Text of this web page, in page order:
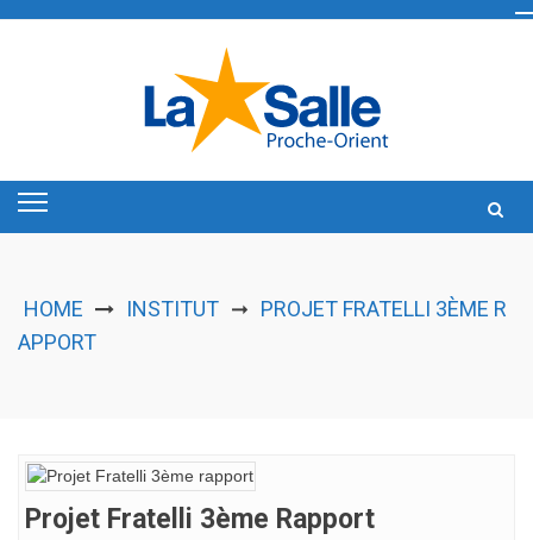
HOME INSTITUT ➞ PROJET FRATELLI 3ÈME R
APPORT
Projet Fratelli 3ème Rapport